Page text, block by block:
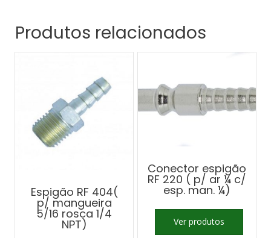
Produtos relacionados
Espigão RF 404(
p/ mangueira
5/16 rosca 1/4
NPT)
Conector espigão
RF 220 ( p/ ar ¼ c/
esp. man. ¼)
Ver produtos